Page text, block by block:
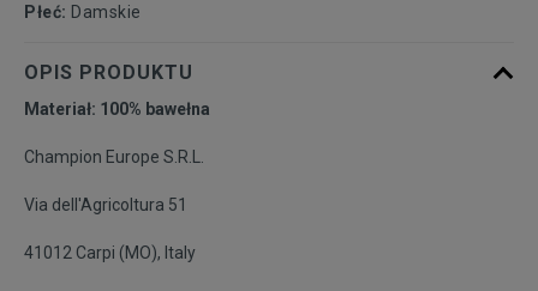
Płeć: Damskie
OPIS PRODUKTU
Materiał: 100% bawełna
Champion Europe S.R.L.
Via dell'Agricoltura 51
41012 Carpi (MO), Italy